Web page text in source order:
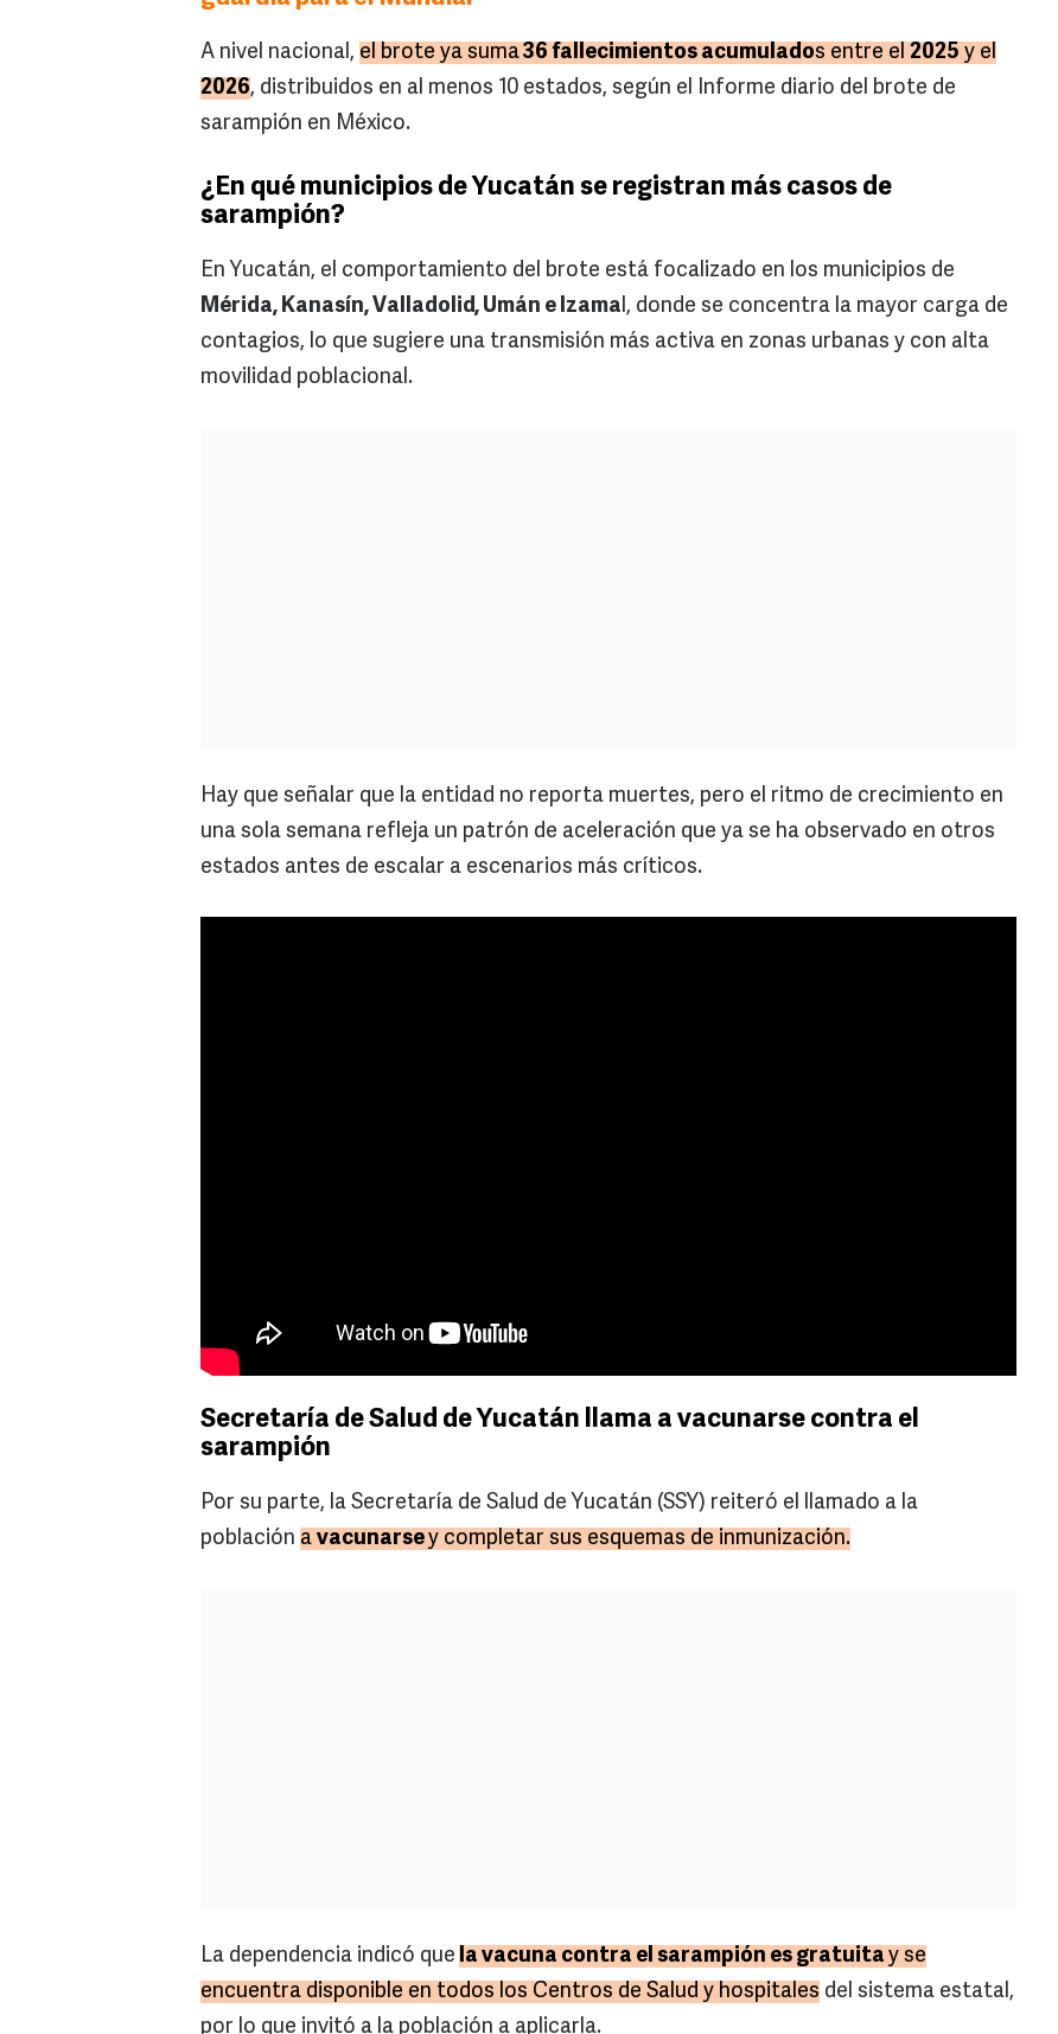
A nivel nacional, el brote ya suma36 fallecimientos acumulados entre el 2025 y el
2026, distribuidos en al menos 10 estados, según el Informe diario del brote de
sarampión en México.
¿En qué municipios de Yucatán se registran más casos de
sarampión?
En Yucatán, el comportamiento del brote está focalizado en los municipios de
Mérida, Kanasín, Valladolid, Umán e Izamal, donde se concentra la mayor carga de
contagios, lo que sugiere una transmisión más activa en zonas urbanas y con alta
movilidad poblacional.
Hay que señalar que la entidad no reporta muertes, pero el ritmo de crecimiento en
una sola semana refleja un patrón de aceleración que ya se ha observado en otros
estados antes de escalar a escenarios más críticos.
Secretaría de Salud de Yucatán llama a vacunarse contra el
sarampión
Por su parte, la Secretaría de Salud de Yucatán (SSY) reiteró el llamado a la
población a vacunarsey completar sus esquemas de inmunización.
La dependencia indicó que la vacuna contra el sarampión es gratuita y se
encuentra disponible en todos los Centros de Salud y hospitales del sistema estatal,
por lo que invitó a la población a aplicarla.